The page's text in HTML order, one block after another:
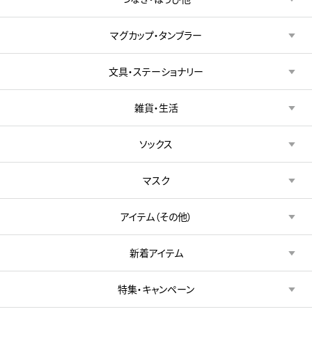
マグカップ・タンブラー
文具・ステーショナリー
雑貨・生活
ソックス
マスク
アイテム（その他）
新着アイテム
特集・キャンペーン